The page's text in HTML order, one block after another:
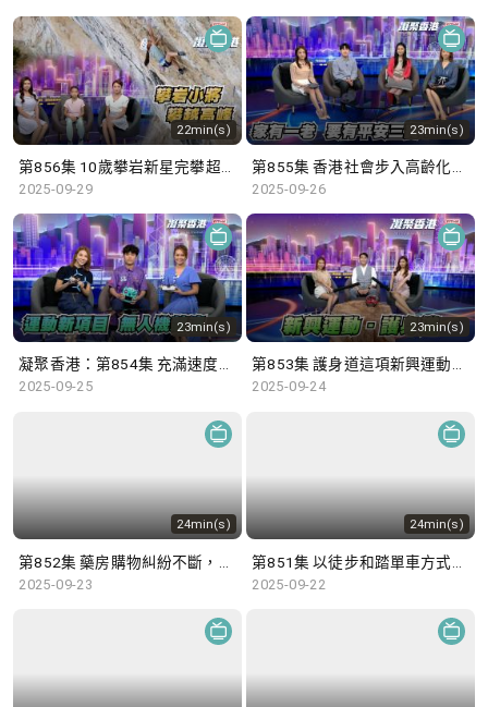
22min(s)
2025-09-29
23min(s)
2025-09-26
23min(s)
凝聚香港：第854集 充滿速度感的無人機競速賽，挑戰運動員的操控能力。
2025-09-25
23min(s)
第853集 護身道這項新興運動，使用軟海綿武器學習武士道和武德，齊來了解更多！
2025-09-24
24min(s)
2025-09-23
24min(s)
2025-09-22